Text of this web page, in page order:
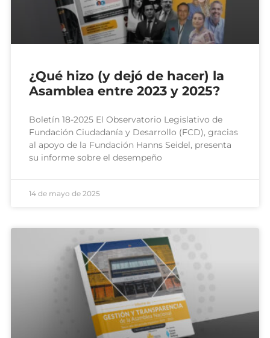
¿Qué hizo (y dejó de hacer) la
Asamblea entre 2023 y 2025?
Boletín 18-2025 El Observatorio Legislativo de
Fundación Ciudadanía y Desarrollo (FCD), gracias
al apoyo de la Fundación Hanns Seidel, presenta
su informe sobre el desempeño
14 de mayo de 2025